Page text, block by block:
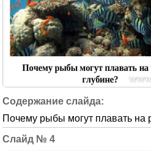
Почему рыбы могут плавать на
4